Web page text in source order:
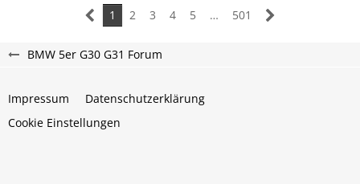
1 2 3 4 5 … 501
BMW 5er G30 G31 Forum
Impressum
Datenschutzerklärung
Cookie Einstellungen